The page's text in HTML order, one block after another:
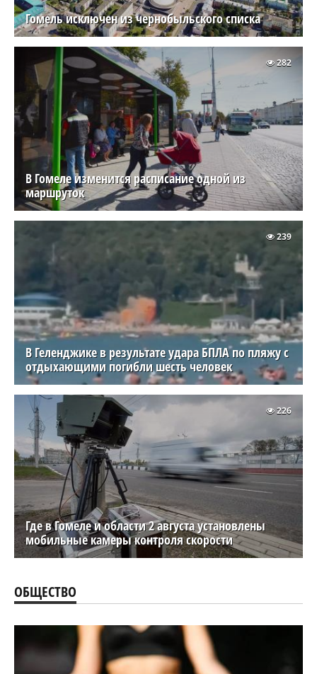
Гомель исключен из чернобыльского списка
В Гомеле изменится расписание одной из
маршруток
282
В Геленджике в результате удара БПЛА по пляжу с
отдыхающими погибли шесть человек
239
Где в Гомеле и области 2 августа установлены
мобильные камеры контроля скорости
226
ОБЩЕСТВО